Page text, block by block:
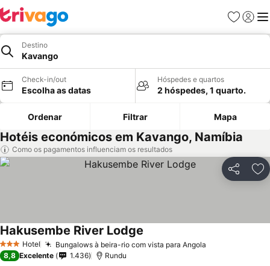
Favoritos
Iniciar
Destino
Kavango
Check-in/out
Escolha as datas
Hóspedes e quartos
2 hóspedes, 1 quarto.
Ordenar Filtrar Mapa
Hotéis económicos em Kavango, Namíbia
Como os pagamentos influenciam os resultados
Partilhar
3 EstrelasHotel Bungalows à beira-rio com vista para Angola
Hakusembe River Lodge
8,8 Excelente 1.436 Rundu